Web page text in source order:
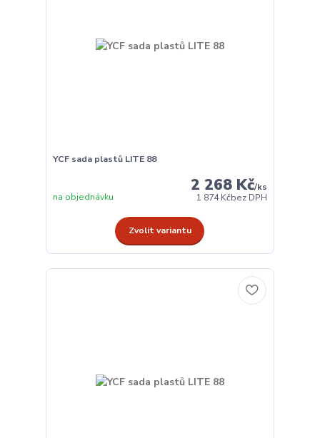
YCF sada plastů LITE 88
2 268 Kč/ks
1 874 Kčbez DPH
na objednávku
Zvolit variantu